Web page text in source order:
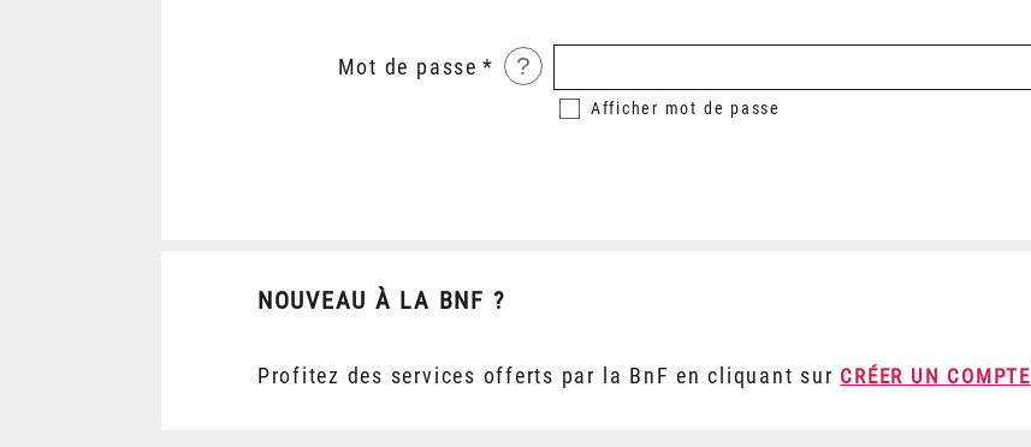
Mot de passe ?
Afficher mot de passe
NOUVEAU À LA BNF ?
Profitez des services offerts par la BnF en cliquant sur CRÉER UN COMPTE